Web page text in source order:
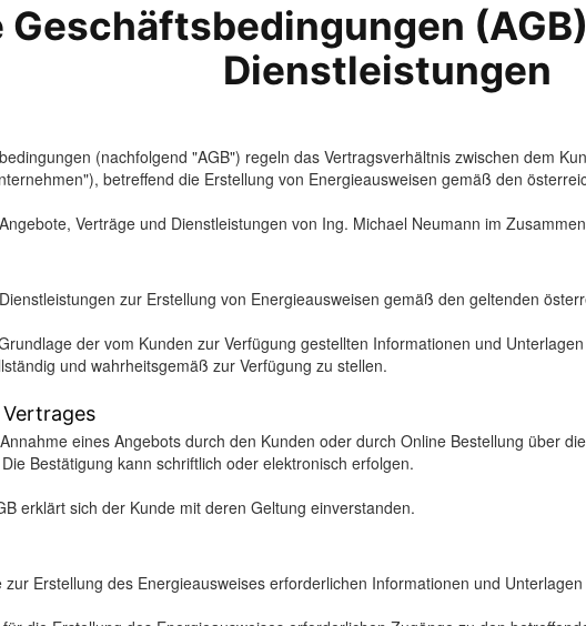
Dienstleistungen
(nachfolgend "AGB") regeln das Vertragsverhältnis zwischen dem
betreffend die Erstellung von Energieausweisen gemäß den
Verträge und Dienstleistungen von Ing. Michael Neumann im
zur Erstellung von Energieausweisen gemäß den geltenden
der vom Kunden zur Verfügung gestellten Informationen und
und wahrheitsgemäß zur Verfügung zu stellen.
eines Angebots durch den Kunden oder durch Online Bestellung über
Bestätigung kann schriftlich oder elektronisch erfolgen.
erklärt sich der Kunde mit deren Geltung einverstanden.
Erstellung des Energieausweises erforderlichen Informationen und